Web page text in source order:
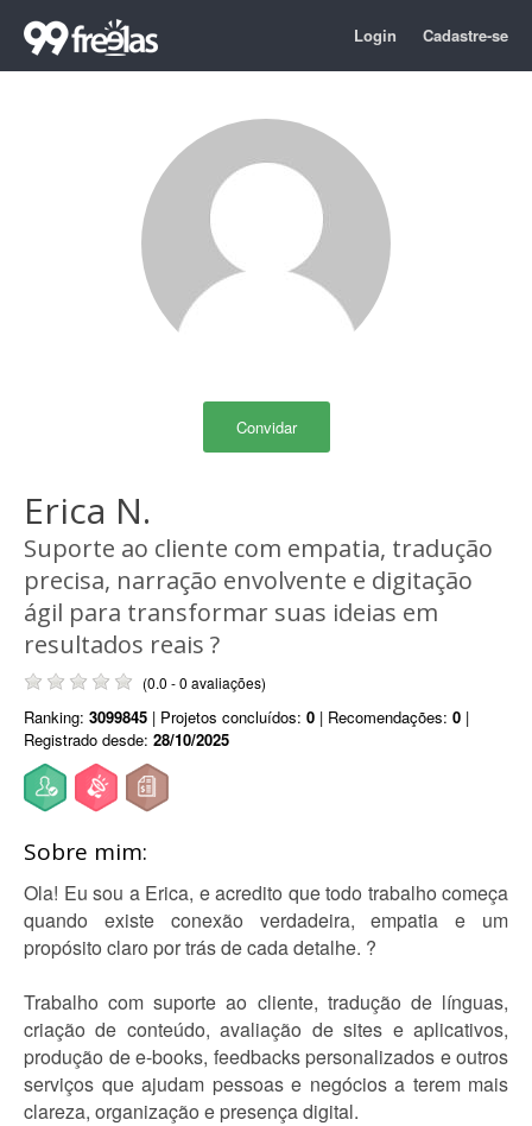
Login Cadastre-se
Convidar
Erica N.
Suporte ao cliente com empatia, tradução
precisa, narração envolvente e digitação
ágil para transformar suas ideias em
resultados reais ?
(0.0 - 0 avaliações)
Ranking: 3099845 | Projetos concluídos: 0 | Recomendações: 0 |
Registrado desde: 28/10/2025
Sobre mim:
Ola! Eu sou a Erica, e acredito que todo trabalho começa
quando existe conexão verdadeira, empatia e um
propósito claro por trás de cada detalhe. ?
Trabalho com suporte ao cliente, tradução de línguas,
criação de conteúdo, avaliação de sites e aplicativos,
produção de e-books, feedbacks personalizados e outros
serviços que ajudam pessoas e negócios a terem mais
clareza, organização e presença digital.